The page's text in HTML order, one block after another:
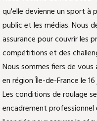
qu'elle devienne un sport à
public et les médias. Nous
assurance pour couvrir les
compétitions et des
Nous sommes fiers de
en région Île-de-France le
Les conditions de roulage
encadrement